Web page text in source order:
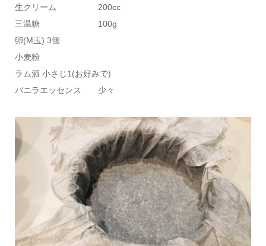
生クリーム 200cc
三温糖 100g
卵(M玉) 3個
小麦粉
ラム酒 小さじ1(お好みで)
バニラエッセンス 少々